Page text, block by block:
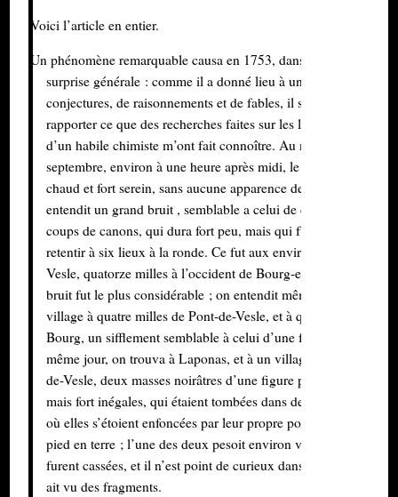
Voici l’article en entier.
Un phénomène remarquable causa en 1753, dans le Bresse, une
surprise générale : comme il a donné lieu à un grand nombre
conjectures, de raisonnements et de fables, il sera pas inutile de
rapporter ce que des recherches faites sur les lieux et l’examen
d’un habile chimiste m’ont fait connoître. Au mois de
septembre, environ à une heure après midi, le temps étant fort
chaud et fort serein, sans aucune apparence de nuages, on
entendit un grand bruit , semblable a celui de deux ou trois
coups de canons, qui dura fort peu, mais qui fut assez fort pour
retentir à six lieux à la ronde. Ce fut aux environs de Pont-de-
Vesle, quatorze milles à l’occident de Bourg-en-Bresse, que le
bruit fut le plus considérable ; on entendit même à Laponas,
village à quatre milles de Pont-de-Vesle, et à quatorze milles de
Bourg, un sifflement semblable à celui d’une fusée ; et, le
même jour, on trouva à Laponas, et à un village près de Pont-
de-Vesle, deux masses noirâtres d’une figure presque ronde
mais fort inégales, qui étaient tombées dans des terres
où elles s’étoient enfoncées par leur propre poids d’un demi
pied en terre ; l’une des deux pesoit environ vingt livres ; elles
furent cassées, et il n’est point de curieux dans le pays qui n’en
ait vu des fragments.